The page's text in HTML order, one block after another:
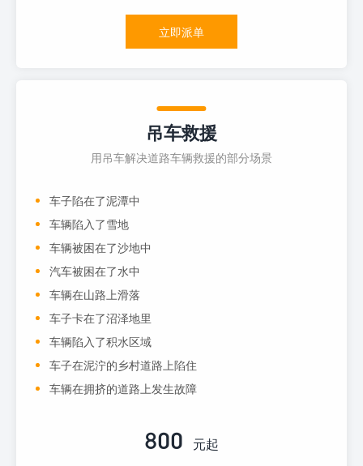
立即派单
吊车救援
用吊车解决道路车辆救援的部分场景
车子陷在了泥潭中
车辆陷入了雪地
车辆被困在了沙地中
汽车被困在了水中
车辆在山路上滑落
车子卡在了沼泽地里
车辆陷入了积水区域
车子在泥泞的乡村道路上陷住
车辆在拥挤的道路上发生故障
800 元起